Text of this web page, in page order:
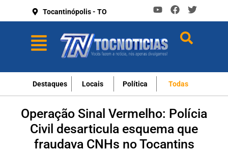
Tocantinópolis - TO
Destaques Locais Política Todas
Operação Sinal Vermelho: Polícia
Civil desarticula esquema que
fraudava CNHs no Tocantins